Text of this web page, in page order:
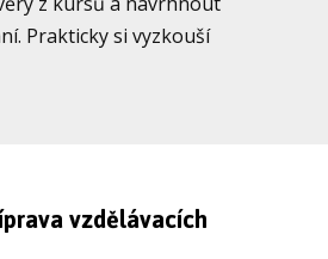
Prakticky si vyzkouší
vzdělávacích